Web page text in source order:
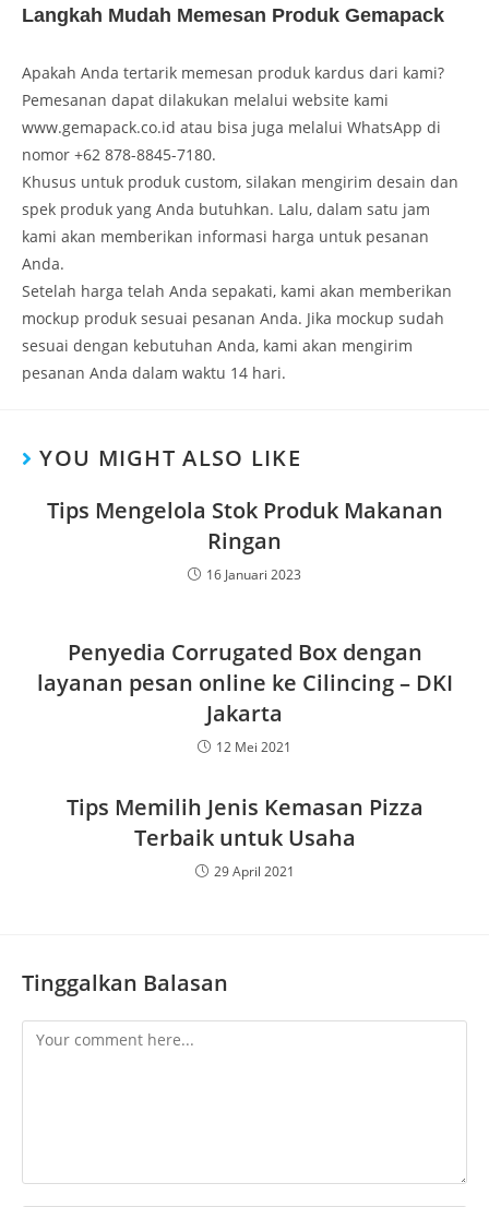
Langkah Mudah Memesan Produk Gemapack
Apakah Anda tertarik memesan produk kardus dari kami?
Pemesanan dapat dilakukan melalui website kami
www.gemapack.co.id atau bisa juga melalui WhatsApp di
nomor +62 878-8845-7180.
Khusus untuk produk custom, silakan mengirim desain dan
spek produk yang Anda butuhkan. Lalu, dalam satu jam
kami akan memberikan informasi harga untuk pesanan
Anda.
Setelah harga telah Anda sepakati, kami akan memberikan
mockup produk sesuai pesanan Anda. Jika mockup sudah
sesuai dengan kebutuhan Anda, kami akan mengirim
pesanan Anda dalam waktu 14 hari.
YOU MIGHT ALSO LIKE
Tips Mengelola Stok Produk Makanan
Ringan
16 Januari 2023
Penyedia Corrugated Box dengan
layanan pesan online ke Cilincing – DKI
Jakarta
12 Mei 2021
Tips Memilih Jenis Kemasan Pizza
Terbaik untuk Usaha
29 April 2021
Tinggalkan Balasan